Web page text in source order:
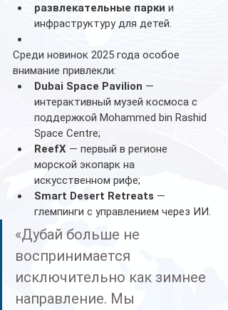
развлекательные парки и
инфраструктуру для детей.
Среди новинок 2025 года особое
внимание привлекли:
Dubai Space Pavilion —
интерактивный музей космоса с
поддержкой Mohammed bin Rashid
Space Centre;
ReefX — первый в регионе
морской экопарк на
искусственном рифе;
Smart Desert Retreats —
глемпинги с управлением через ИИ.
«Дубай больше не
воспринимается
исключительно как зимнее
направление. Мы